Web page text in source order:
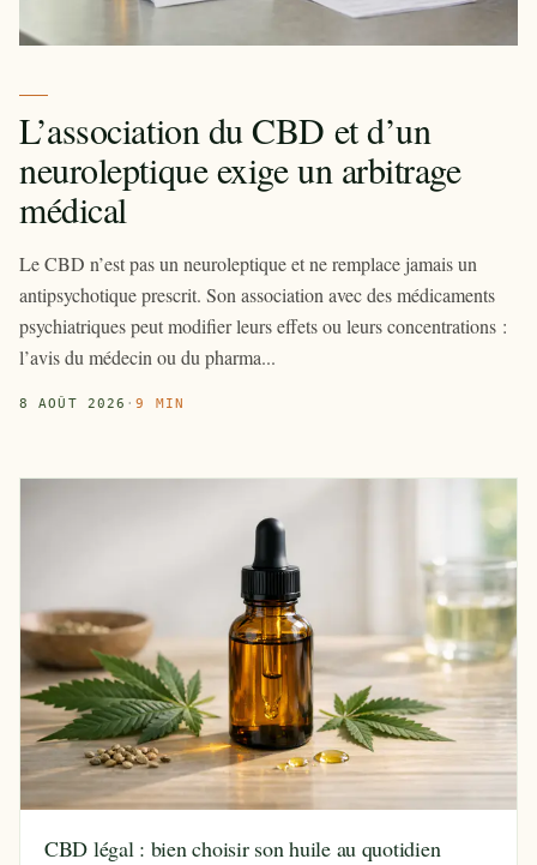
L’association du CBD et d’un
neuroleptique exige un arbitrage
médical
Le CBD n’est pas un neuroleptique et ne remplace jamais un
antipsychotique prescrit. Son association avec des médicaments
psychiatriques peut modifier leurs effets ou leurs concentrations :
l’avis du médecin ou du pharma...
8 AOÛT 2026 ·9 MIN
CBD légal : bien choisir son huile au quotidien